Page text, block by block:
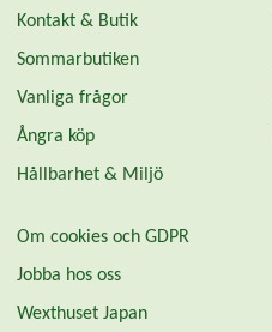
Kontakt & Butik
Sommarbutiken
Vanliga frågor
Ångra köp
Hållbarhet & Miljö
Om cookies och GDPR
Jobba hos oss
Wexthuset Japan